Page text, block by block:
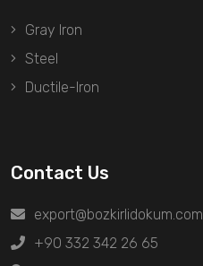
Gray Iron
Steel
Ductile-Iron
Contact Us
export@bozkirlidokum.com
+90 332 342 26 65